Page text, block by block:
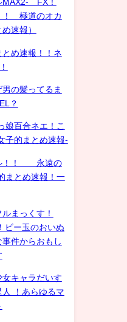
MAX2- FX！
！ 極道のオカ
速報）
め速報！！ネ
の髪ってるま
？
娘百合ネエ！こ
子的まとめ速報-
ル！！ 永遠の
まとめ速報！一
まっくす！
ビー玉のおいぬ
件からおもし
キャラだいす
！あらゆるマ